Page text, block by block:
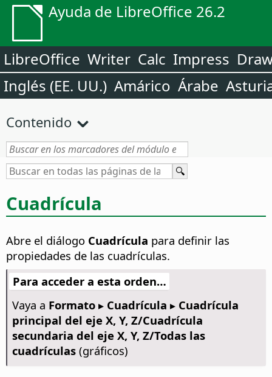
Ayuda de LibreOffice 26.2
LibreOffice Writer Calc Impress
Inglés (EE. UU.) Amárico Árabe
Contenido
Cuadrícula
Abre el diálogo Cuadrícula para definir las
propiedades de las cuadrículas.
Para acceder a esta orden…
Vaya a Formato ▸ Cuadrícula ▸ Cuadrícula
principal del eje X, Y, Z/Cuadrícula
secundaria del eje X, Y, Z/Todas las
cuadrículas(gráficos)